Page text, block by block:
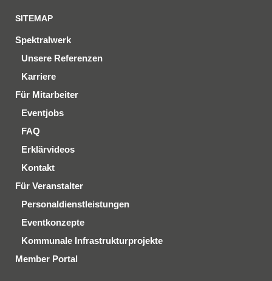
SITEMAP
Spektralwerk
Unsere Referenzen
Karriere
Für Mitarbeiter
Eventjobs
FAQ
Erklärvideos
Kontakt
Für Veranstalter
Personaldienstleistungen
Eventkonzepte
Kommunale Infrastrukturprojekte
Member Portal